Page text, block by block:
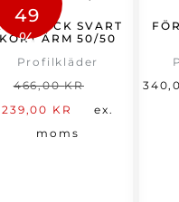
49
%
SVART
KORT ÄRM 50/50
Profilkläder
466,00KR
239,00 KR
Det
ex.
moms